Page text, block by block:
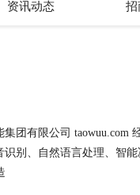
资讯动态 招
团有限公司 taowuu.com
别、自然语言处理、智